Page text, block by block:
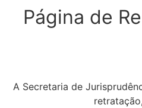
Página de
A Secretaria de
retratação,